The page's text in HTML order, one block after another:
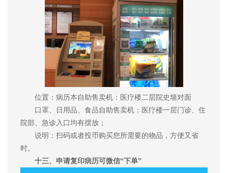
位置：病历本自助售卖机：医疗楼二层院史墙对面
口罩、日用品、食品自助售卖机：医疗楼一层门诊、住
院部、急诊入口均有摆放；
说明：扫码或者投币购买您所需要的物品，方便又省
时。
十三、申请复印病历可微信“下单”